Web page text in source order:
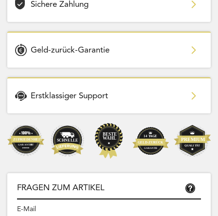
Sichere Zahlung
Geld-zurück-Garantie
Erstklassiger Support
FRAGEN ZUM ARTIKEL
E-Mail